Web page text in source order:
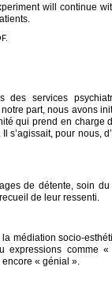
will continue
services
part, nous avons
qui prend en charge
pour nous,
de détente, soin
de leur ressenti.
médiation socio-
expressions comme
« génial ».